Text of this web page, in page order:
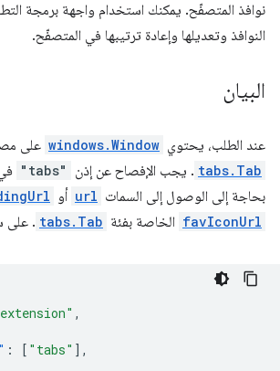
نوافذ المتصفّح. يمكنك استخدام واجهة برمجة
النوافذ وتعديلها وإعادة ترتيبها في المتصفّح.
البيان
عند الطلب، يحتوي windows.Window على
tabs.Tab . يجب الإفصاح عن إذن "tabs"
بحاجة إلى الوصول إلى السمات url أو
favIconUrl الخاصة بفئة tabs.Tab . على
,
: [ "tabs" ],